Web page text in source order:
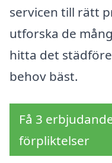
servicen till rätt
utforska de
hitta det
behov bäst.
Få 3
förpliktelser